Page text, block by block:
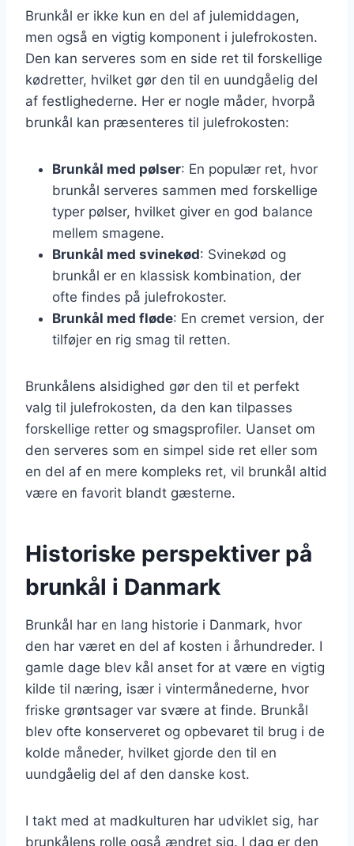
Brunkål er ikke kun en del af julemiddagen,
men også en vigtig komponent i julefrokosten.
Den kan serveres som en side ret til forskellige
kødretter, hvilket gør den til en uundgåelig del
af festlighederne. Her er nogle måder, hvorpå
brunkål kan præsenteres til julefrokosten:
Brunkål med pølser: En populær ret, hvor
brunkål serveres sammen med forskellige
typer pølser, hvilket giver en god balance
mellem smagene.
Brunkål med svinekød: Svinekød og
brunkål er en klassisk kombination, der
ofte findes på julefrokoster.
Brunkål med fløde: En cremet version, der
tilføjer en rig smag til retten.
Brunkålens alsidighed gør den til et perfekt
valg til julefrokosten, da den kan tilpasses
forskellige retter og smagsprofiler. Uanset om
den serveres som en simpel side ret eller som
en del af en mere kompleks ret, vil brunkål altid
være en favorit blandt gæsterne.
Historiske perspektiver på
brunkål i Danmark
Brunkål har en lang historie i Danmark, hvor
den har været en del af kosten i århundreder. I
gamle dage blev kål anset for at være en vigtig
kilde til næring, især i vintermånederne, hvor
friske grøntsager var svære at finde. Brunkål
blev ofte konserveret og opbevaret til brug i de
kolde måneder, hvilket gjorde den til en
uundgåelig del af den danske kost.
I takt med at madkulturen har udviklet sig, har
brunkålens rolle også ændret sig. I dag er den